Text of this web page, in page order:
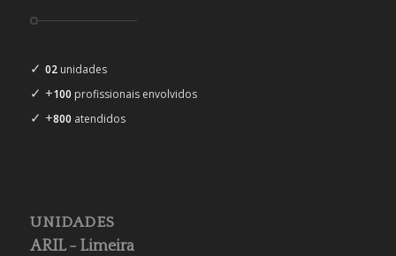
✓ 02unidades
✓ +100 profissionais envolvidos
✓ +800 atendidos
UNIDADES
ARIL - Limeira